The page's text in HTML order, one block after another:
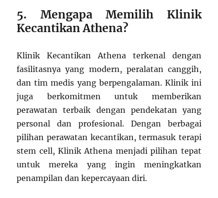
5. Mengapa Memilih Klinik
Kecantikan Athena?
Klinik Kecantikan Athena terkenal dengan
fasilitasnya yang modern, peralatan canggih,
dan tim medis yang berpengalaman. Klinik ini
juga berkomitmen untuk memberikan
perawatan terbaik dengan pendekatan yang
personal dan profesional. Dengan berbagai
pilihan perawatan kecantikan, termasuk terapi
stem cell, Klinik Athena menjadi pilihan tepat
untuk mereka yang ingin meningkatkan
penampilan dan kepercayaan diri.